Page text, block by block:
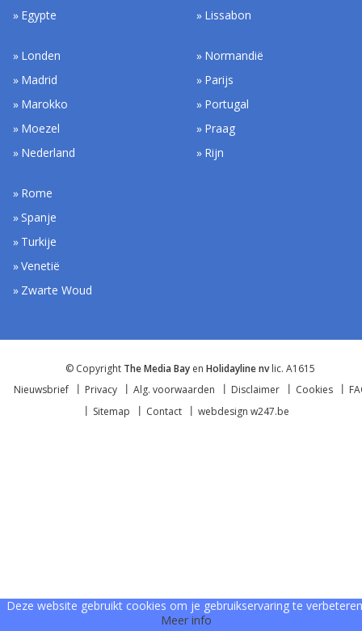
Egypte
Lissabon
Londen
Madrid
Marokko
Moezel
Nederland
Normandië
Parijs
Portugal
Praag
Rijn
Rome
Spanje
Turkije
Venetië
Zwarte Woud
© Copyright The Media Bay en Holidayline nvlic. A1615
Nieuwsbrief
Privacy Alg. voorwaarden Disclaimer Cookies
Sitemap
Contact webdesign w247.be
Deze website gebruikt cookies om je gebruikservaring te
Meer info